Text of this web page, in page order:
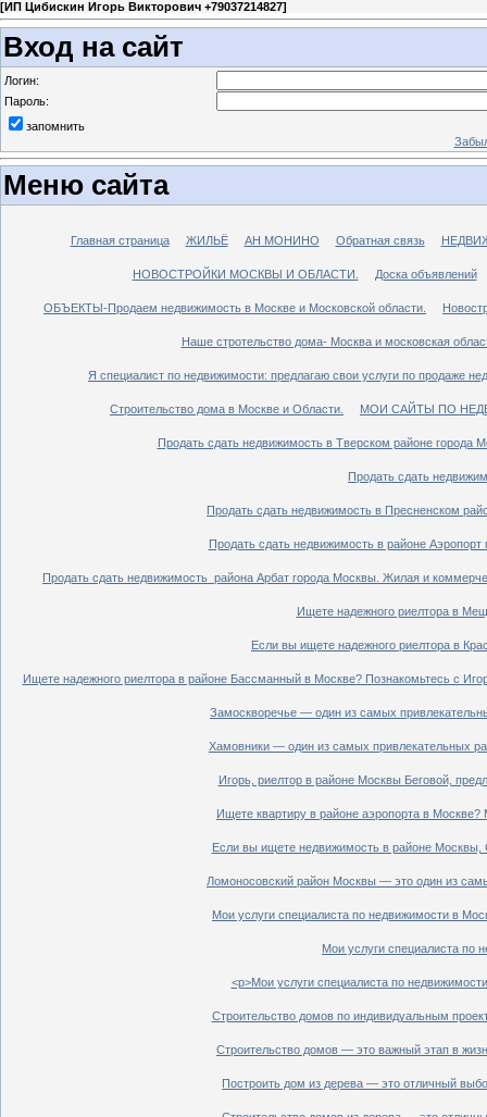
[ИП Цибискин Игорь Викторович +79037214827]
Вход на сайт
Логин:
Пароль:
запомнить
Меню сайта
Главная страница ЖИЛЬЁ АН МОНИНО Обратная связь
НОВОСТРОЙКИ МОСКВЫ И ОБЛАСТИ. Доска объявлений
ОБЪЕКТЫ-Продаем недвижимость в Москве и Московской области.
Наше стротельство дома- Москва и московская
Я специалист по недвижимости: предлагаю свои услуги по продаже
Строительство дома в Москве и Области. МОИ САЙТЫ ПО
Продать сдать недвижимость в Тверском районе города
Продать сдать
Продать сдать недвижимость в Пресненском
Продать сдать недвижимость в районе
Продать сдать недвижимость района Арбат города Москвы. Жилая и
Ищете надежного риелтора в
Если вы ищете надежного риелтора в
Ищете надежного риелтора в районе Бассманный в Москве? Познакомьтесь с
Замоскворечье — один из самых
Хамовники — один из самых привлекательных
Игорь, риелтор в районе Москвы Беговой,
Ищете квартиру в районе аэропорта в
Если вы ищете недвижимость в районе Москвы,
Ломоносовский район Москвы — это один из
Мои услуги специалиста по недвижимости в
Мои услуги специалиста по
<p>Мои услуги специалиста по
Строительство домов по индивидуальным
Строительство домов — это важный этап в
Построить дом из дерева — это отличный